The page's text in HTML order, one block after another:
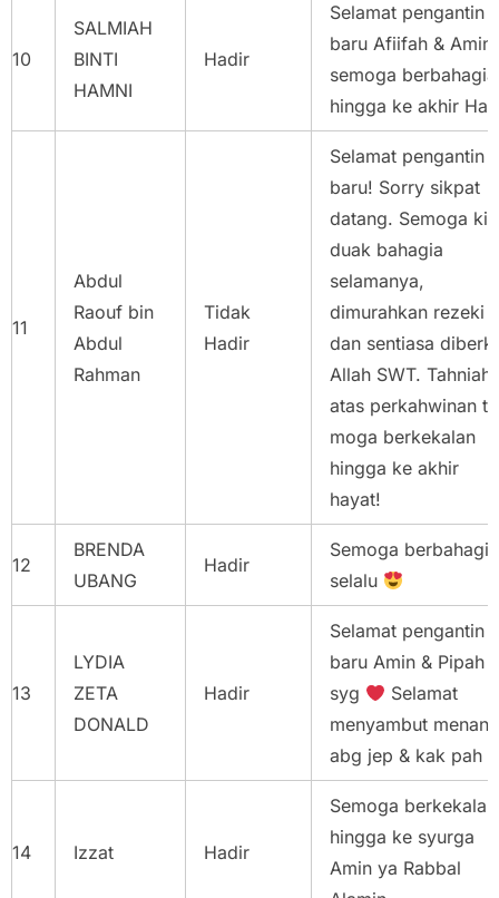
10
SALMIAH
BINTI
HAMNI
Hadir
Selamat pengantin
baru Afiifah & Amin
semoga berbahagia
hingga ke akhir
11
Abdul
Raouf bin
Abdul
Rahman
Tidak
Hadir
Selamat pengantin
baru! Sorry sikpat
datang. Semoga
duak bahagia
selamanya,
dimurahkan rezeki
dan sentiasa
Allah SWT. Tahniah
atas perkahwinan
moga berkekalan
hingga ke akhir
hayat!
12
BRENDA
UBANG
Hadir
Semoga berbahagia
selalu
13
LYDIA
ZETA
DONALD
Hadir
Selamat pengantin
baru Amin & Pipah
syg
Selamat
menyambut
abg jep & kak pah
14 Izzat Hadir
Semoga berkekalan
hingga ke syurga
Amin ya Rabbal